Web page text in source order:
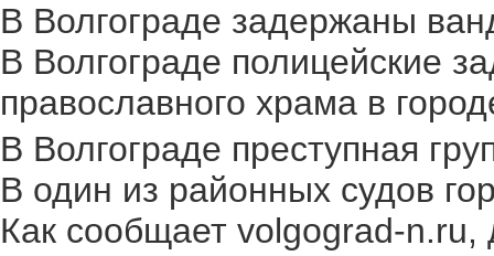
В Волгограде задержаны
В Волгограде полицейские
православного храма в
В Волгограде преступная
В один из районных судов
Как сообщает volgograd-